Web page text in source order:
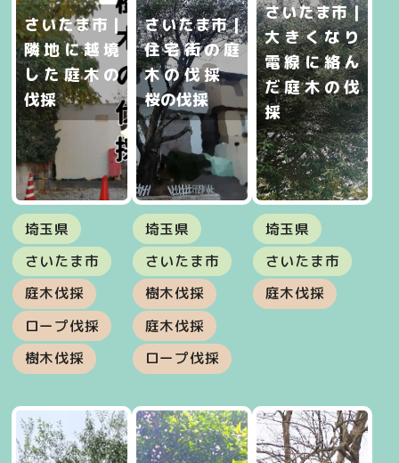
さいたま市 |
隣地に越境
した庭木の
伐採
埼玉県
さいたま市
庭木伐採
ロープ伐採
樹木伐採
さいたま市 |
住宅街の庭
木の伐採
桜の伐採
埼玉県
さいたま市
樹木伐採
庭木伐採
ロープ伐採
さいたま市 |
大きくなり
電線に絡ん
だ庭木の伐
採
埼玉県
さいたま市
庭木伐採